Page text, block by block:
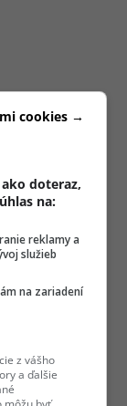
doteraz,
na:
reklamy a
služieb
na zariadení
z vášho
a ďalšie
cookies →